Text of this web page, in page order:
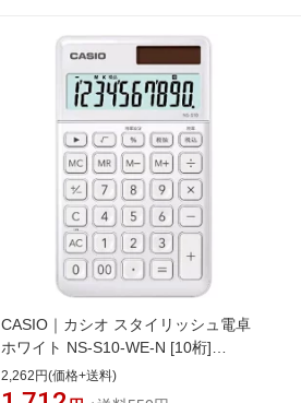
CASIO｜カシオ スタイリッシュ電卓
ホワイト NS-S10-WE-N [10桁]
[NSS10WEN]
2,262円(価格+送料)